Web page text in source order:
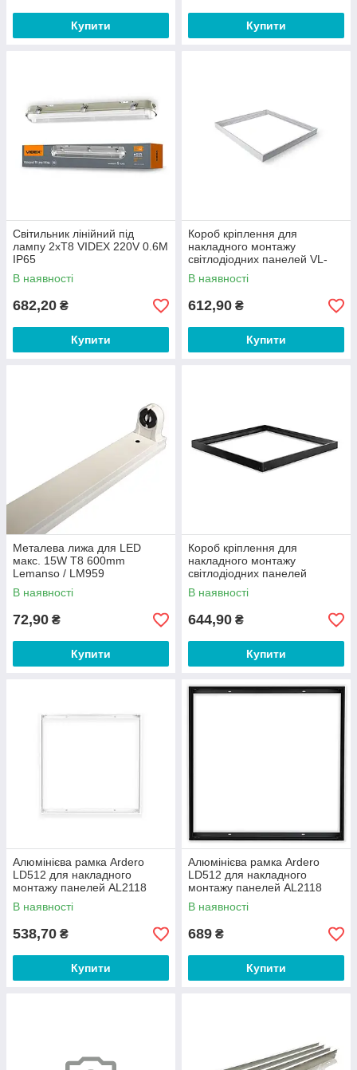
Купити Купити
Світильник лінійний під
лампу 2хТ8 VIDEX 220V 0.6М
IP65
В наявності
682,20 ₴
Купити
Короб кріплення для
накладного монтажу
світлодіодних панелей VL-
PFS
В наявності
612,90 ₴
Купити
Металева лижа для LED
макс. 15W T8 600mm
Lemanso / LM959
В наявності
72,90 ₴
Купити
Короб кріплення для
накладного монтажу
світлодіодних панелей
чорний
В наявності
644,90 ₴
Купити
Алюмінієва рамка Ardero
LD512 для накладного
монтажу панелей AL2118
В наявності
538,70 ₴
Купити
Алюмінієва рамка Ardero
LD512 для накладного
монтажу панелей AL2118
чорний
В наявності
689 ₴
Купити